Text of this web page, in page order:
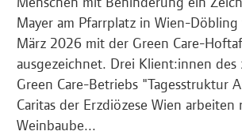
Mayer am Pfarrplatz in Wien-
März 2026 mit der Green Care-
ausgezeichnet. Drei Klient:innen
Green Care-Betriebs "Tagesstruktur
Caritas der Erzdiözese Wien arbeiten
Weinbaube...